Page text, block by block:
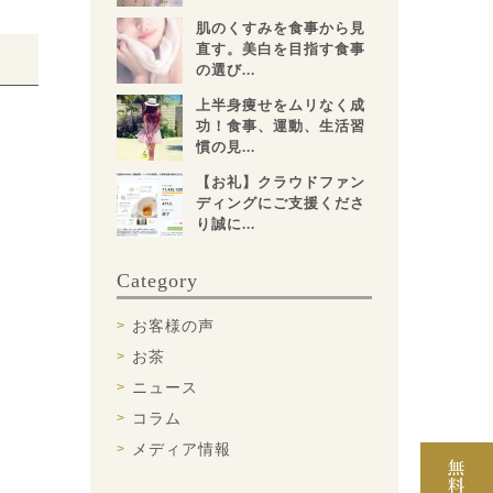
肌のくすみを食事から見
直す。美白を目指す食事
の選び...
上半身痩せをムリなく成
功！食事、運動、生活習
慣の見...
【お礼】クラウドファン
ディングにご支援くださ
り誠に...
Category
お客様の声
お茶
ニュース
コラム
メディア情報